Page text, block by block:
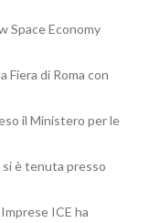
Space Economy
Fiera di Roma con
il Ministero per le
si è tenuta presso
ICE ha